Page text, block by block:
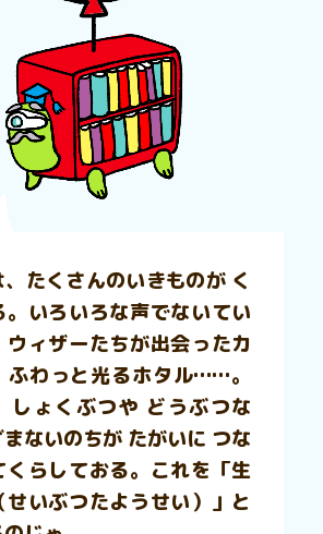
たくさんのいきものが く
。いろいろな声でないてい
ウィザーたちが出会ったカ
ふわっと光るホタル……。
しょくぶつや どうぶつな
ないのちが たがいに つな
くらしておる。これを「生
いぶつたようせい）」と